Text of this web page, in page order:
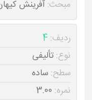
مبحث:آفرینش
ردیف: 4
نوع: تألیفی
سطح: ساده
نمره: 3.00